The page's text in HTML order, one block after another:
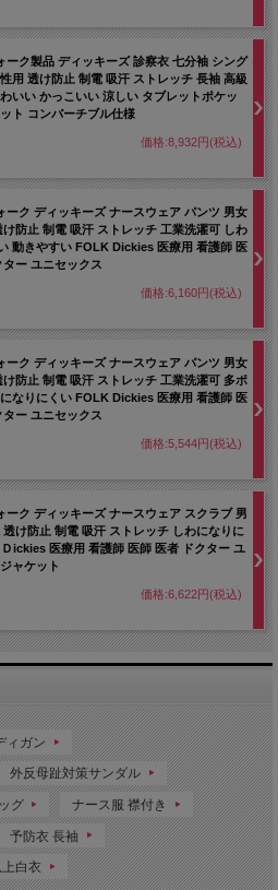
レディス
ーク製品 ディッキーズ 診察衣 七分袖 シング
用 透け防止 制電 吸汗 ストレッチ 長袖 高級
いい かっこいい 涼しい タブレットポケッ
ット コンバーチブル仕様
価格:8,932円(税込)
ーク ディッキーズ ナースウェア パンツ 男女
け防止 制電 吸汗 ストレッチ 工業洗濯可 しわ
動きやすい FOLK Dickies 医療用 看護師 医
ター ユニセックス
価格:6,160円(税込)
ーク ディッキーズ ナースウェア パンツ 男女
け防止 制電 吸汗 ストレッチ 工業洗濯可 多ポ
なりにくい FOLK Dickies 医療用 看護師 医
ー ユニセックス
価格:5,544円(税込)
ーク ディッキーズ ナースウェア スクラブ 男
け防止 制電 吸汗 ストレッチ しわになりに
ickies 医療用 看護師 医師 医者 ドクター ユ
ャケット
価格:6,622円(税込)
ィガン
外反母趾対策サンダル
グ ナース服 襟付き
予防衣 長袖
白衣